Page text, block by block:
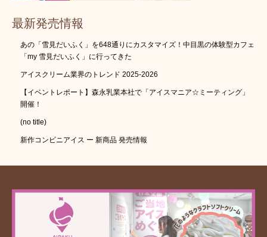
最新発売情報
あの「雪見だいふく」を648通りにカスタマイズ！中目黒の体験型カフェ
「my 雪見だいふく」に行ってきた
アイスクリーム業界のトレンド 2025-2026
【イベントレポート】森永乳業本社で「アイスマニア☆ミーティング」
開催！
(no title)
新作コンビニアイス ー 新商品 発売情報